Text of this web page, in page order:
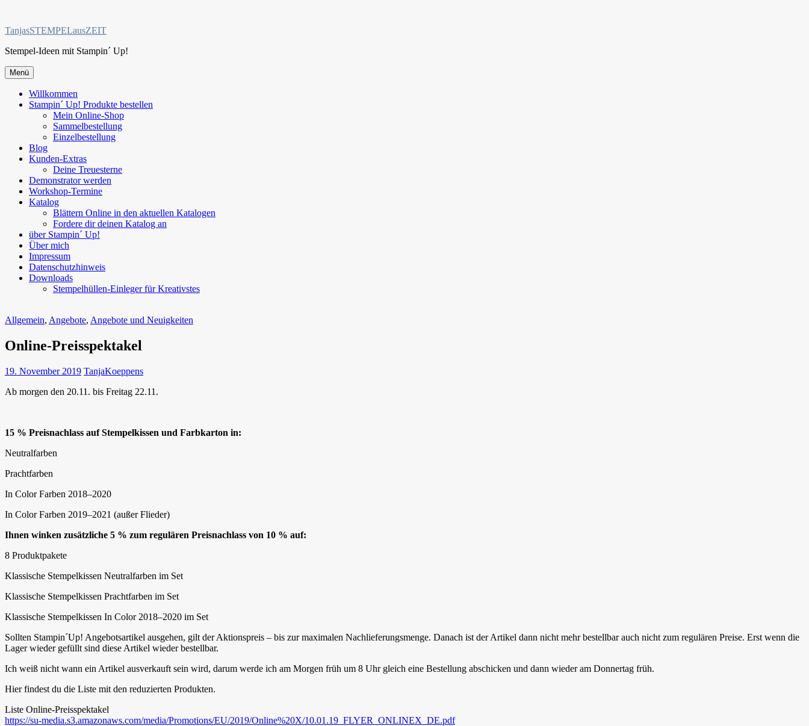
springen
TanjasSTEMPELausZEIT
Stempel-Ideen mit Stampin´ Up!
Menü
Willkommen
Stampin´ Up! Produkte bestellen
Mein Online-Shop
Sammelbestellung
Einzelbestellung
Blog
Kunden-Extras
Deine Treuesterne
Demonstrator werden
Workshop-Termine
Katalog
Blättern Online in den aktuellen Katalogen
Fordere dir deinen Katalog an
über Stampin´ Up!
Über mich
Impressum
Datenschutzhinweis
Downloads
Stempelhüllen-Einleger für Kreativstes
Allgemein, Angebote, Angebote und Neuigkeiten
Online-Preisspektakel
19. November 2019 TanjaKoeppens
Ab morgen den 20.11. bis Freitag 22.11.
15 % Preisnachlass auf Stempelkissen und Farbkarton in:
Neutralfarben
Prachtfarben
In Color Farben 2018–2020
In Color Farben 2019–2021 (außer Flieder)
Ihnen winken zusätzliche 5 % zum regulären Preisnachlass von 10 % auf:
8 Produktpakete
Klassische Stempelkissen Neutralfarben im Set
Klassische Stempelkissen Prachtfarben im Set
Klassische Stempelkissen In Color 2018–2020 im Set
Sollten Stampin´Up! Angebotsartikel ausgehen, gilt der Aktionspreis – bis zur maximalen Nachlieferungsmenge. Danach ist der Artikel dann nicht mehr bestellbar auch nicht zum regulären Preise. Erst wenn die
Lager wieder gefüllt sind diese Artikel wieder bestellbar.
Ich weiß nicht wann ein Artikel ausverkauft sein wird, darum werde ich am Morgen früh um 8 Uhr gleich eine Bestellung abschicken und dann wieder am Donnertag früh.
Hier findest du die Liste mit den reduzierten Produkten.
Liste Online-Preisspektakel
https://su-media.s3.amazonaws.com/media/Promotions/EU/2019/Online%20X/10.01.19_FLYER_ONLINEX_DE.pdf